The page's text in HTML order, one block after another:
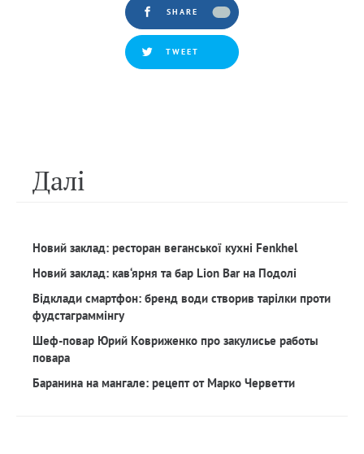
SHARE
TWEET
Далi
Новий заклад: ресторан веганської кухні Fenkhel
Новий заклад: кав‘ярня та бар Lion Bar на Подолі
Відклади смартфон: бренд води створив тарілки проти
фудстаграммінгу
Шеф-повар Юрий Ковриженко про закулисье работы
повара
Баранина на мангале: рецепт от Марко Черветти